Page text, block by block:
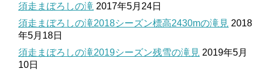
須走まぼろしの滝 2017年5月24日
須走まぼろしの滝2018シーズン標高2430mの滝見 2018
年5月18日
須走まぼろしの滝2019シーズン残雪の滝見 2019年5月
10日